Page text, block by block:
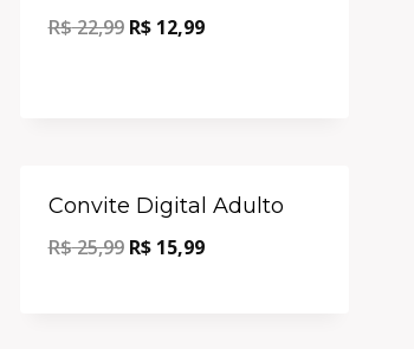
R$22,99 R$12,99
Convite Digital Adulto
R$25,99 R$15,99